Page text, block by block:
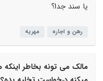
یا سند جدا؟
رهن و اجاره مهریه
مالک می تونه بخاطر